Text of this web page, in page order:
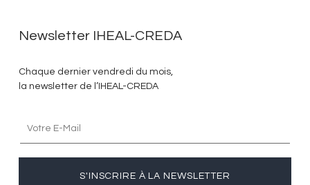
Newsletter IHEAL-CREDA
Chaque dernier vendredi du mois,
la newsletter de l’IHEAL-CREDA
S'INSCRIRE À LA NEWSLETTER